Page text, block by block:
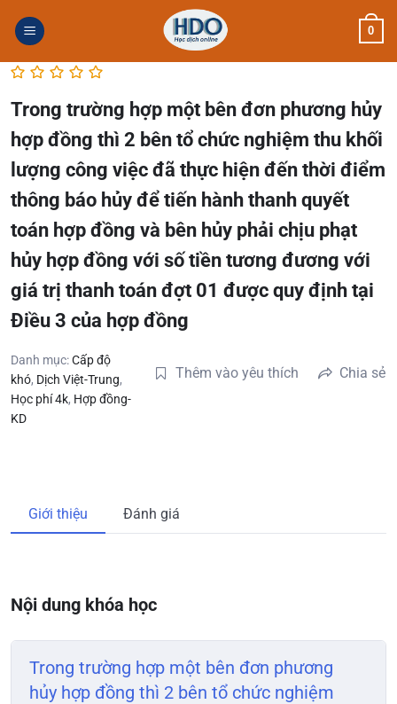
0
Trong trường hợp một bên đơn phương hủy
hợp đồng thì 2 bên tổ chức nghiệm thu khối
lượng công việc đã thực hiện đến thời điểm
thông báo hủy để tiến hành thanh quyết
toán hợp đồng và bên hủy phải chịu phạt
hủy hợp đồng với số tiền tương đương với
giá trị thanh toán đợt 01 được quy định tại
Điều 3 của hợp đồng
Danh mục:Cấp độ
khó, Dịch Việt-Trung,
Học phí 4k, Hợp đồng-
KD
Thêm vào yêu thích Chia sẻ
Giới thiệu Đánh giá
Nội dung khóa học
Trong trường hợp một bên đơn phương
hủy hợp đồng thì 2 bên tổ chức nghiệm